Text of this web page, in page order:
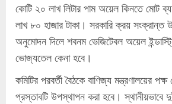
কোটি ২০ লাখ লিটার পাম অয়েল কিনতে মোট
লাখ ৮০ হাজার টাকা। সরকারি ক্রয় সংক্রান্ত
অনুমোদন দিলে শবনম ভেজিটেবল অয়েল
ভোজ্যতেল কেনা হবে।
কমিটির পরবর্তী বৈঠকে বাণিজ্য মন্ত্রণালয়ের
প্রস্তাবটি উপস্থাপন করা হবে। স্থানীয়ভাবে